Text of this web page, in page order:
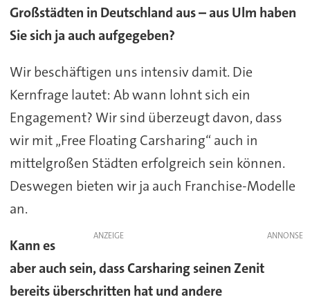
Großstädten in Deutschland aus – aus Ulm haben
Sie sich ja auch aufgegeben?
Wir beschäftigen uns intensiv damit. Die
Kernfrage lautet: Ab wann lohnt sich ein
Engagement? Wir sind überzeugt davon, dass
wir mit „Free Floating Carsharing“ auch in
mittelgroßen Städten erfolgreich sein können.
Deswegen bieten wir ja auch Franchise-Modelle
an.
ANZEIGE
Kann es
aber auch sein, dass Carsharing seinen Zenit
bereits überschritten hat und andere